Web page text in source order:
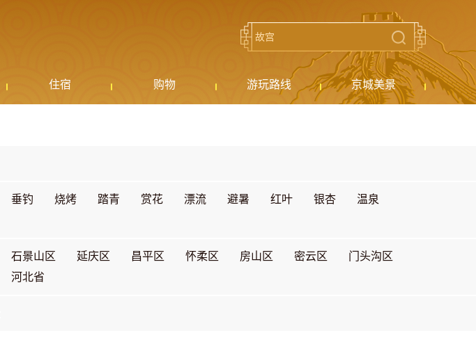
住宿 购物 游玩路线 京城美景
垂钓 烧烤 踏青 赏花 漂流 避暑 红叶 银杏
温泉
石景山区 延庆区 昌平区 怀柔区 房山区 密云区
门头沟区
河北省